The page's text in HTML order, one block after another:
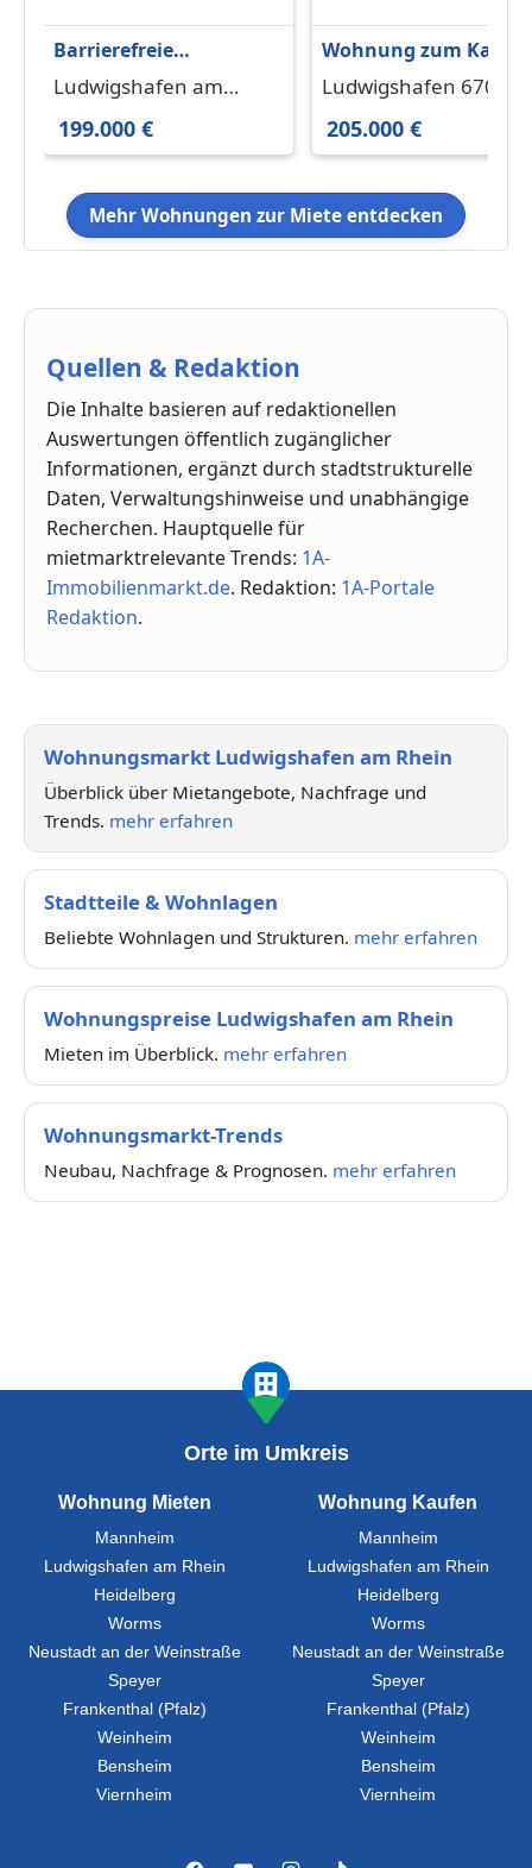
Barrierefreie
Eigentumswohnung in
Ludwigshafen am
Rhein 67065
199.000 €
Wohnung zum
in Ludwigshafen
Ludwigshafen 67061
205.000 €
Mehr Wohnungen zur Miete entdecken
Quellen & Redaktion
Die Inhalte basieren auf redaktionellen
Auswertungen öffentlich zugänglicher
Informationen, ergänzt durch stadtstrukturelle
Daten, Verwaltungshinweise und unabhängige
Recherchen. Hauptquelle für
mietmarktrelevante Trends: 1A-
Immobilienmarkt.de. Redaktion: 1A-Portale
Redaktion.
Wohnungsmarkt Ludwigshafen am Rhein
Überblick über Mietangebote, Nachfrage und
Trends. mehr erfahren
Stadtteile & Wohnlagen
Beliebte Wohnlagen und Strukturen. mehr erfahren
Wohnungspreise Ludwigshafen am Rhein
Mieten im Überblick. mehr erfahren
Wohnungsmarkt-Trends
Neubau, Nachfrage & Prognosen. mehr erfahren
Orte im Umkreis
Wohnung Mieten
Mannheim
Ludwigshafen am Rhein
Heidelberg
Worms
Neustadt an der Weinstraße
Speyer
Frankenthal (Pfalz)
Weinheim
Bensheim
Viernheim
Wohnung Kaufen
Mannheim
Ludwigshafen am Rhein
Heidelberg
Worms
Neustadt an der Weinstraße
Speyer
Frankenthal (Pfalz)
Weinheim
Bensheim
Viernheim